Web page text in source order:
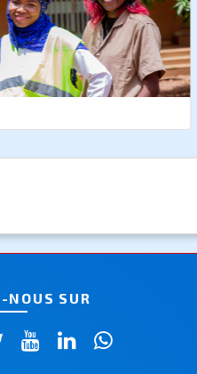
NOM ETUDIANT
NOUS SUR